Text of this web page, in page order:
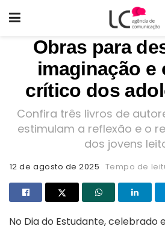
Obras para
imaginação e
crítico dos
Confira três livros de
estimulam a reflexão e o
dos jovens
12 de agosto de 2025 Tempo de
No Dia do Estudante, celebrado